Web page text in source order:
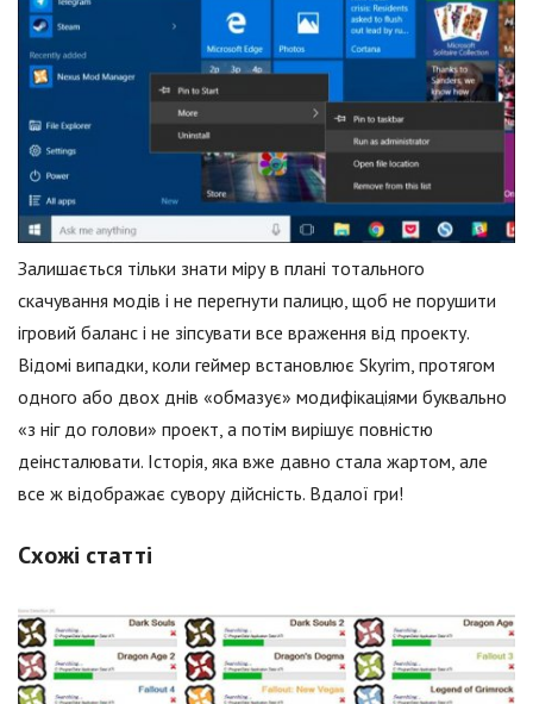
Залишається тільки знати міру в плані тотального
скачування модів і не перегнути палицю, щоб не порушити
ігровий баланс і не зіпсувати все враження від проекту.
Відомі випадки, коли геймер встановлює Skyrim, протягом
одного або двох днів «обмазує» модифікаціями буквально
«з ніг до голови» проект, а потім вирішує повністю
деінсталювати. Історія, яка вже давно стала жартом, але
все ж відображає сувору дійсність. Вдалої гри!
Схожі статті